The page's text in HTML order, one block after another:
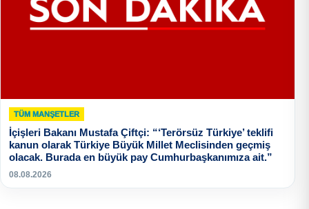
TÜM MANŞETLER
İçişleri Bakanı Mustafa Çiftçi: “‘Terörsüz Türkiye’ teklifi
kanun olarak Türkiye Büyük Millet Meclisinden geçmiş
olacak. Burada en büyük pay Cumhurbaşkanımıza ait.”
08.08.2026